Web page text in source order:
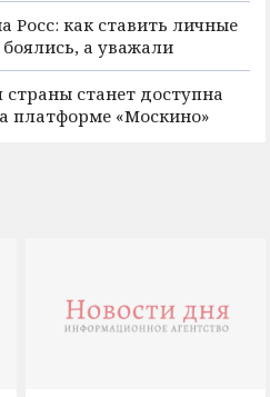
как ставить личные
а уважали
станет доступна
платформе «Москино»